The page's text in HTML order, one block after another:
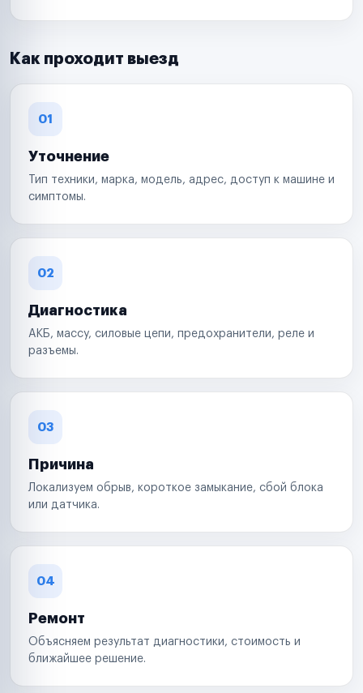
Как проходит выезд
01
Уточнение
Тип техники, марка, модель, адрес, доступ к машине и
симптомы.
02
Диагностика
АКБ, массу, силовые цепи, предохранители, реле и
разъемы.
03
Причина
Локализуем обрыв, короткое замыкание, сбой блока
или датчика.
04
Ремонт
Объясняем результат диагностики, стоимость и
ближайшее решение.